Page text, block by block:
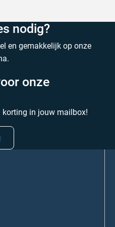
nodig?
en gemakkelijk op onze
onze
korting in jouw mailbox!